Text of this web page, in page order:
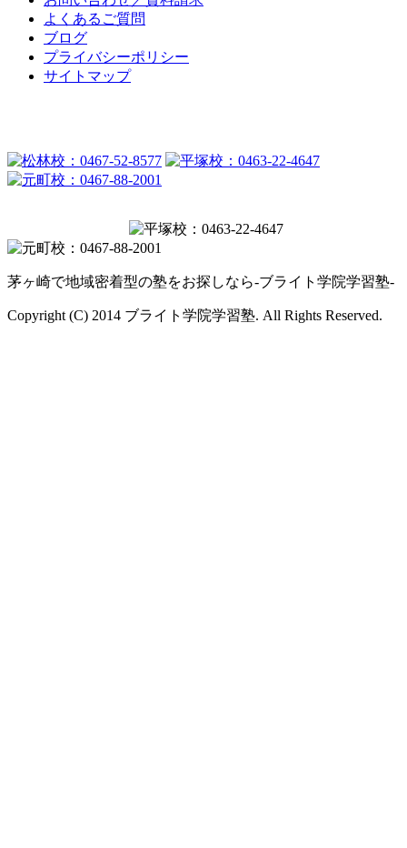
よくあるご質問
ブログ
プライバシーポリシー
サイトマップ
茅ヶ崎で地域密着型の塾をお探しなら-ブライト学院学習塾-
Copyright (C) 2014 ブライト学院学習塾. All Rights Reserved.